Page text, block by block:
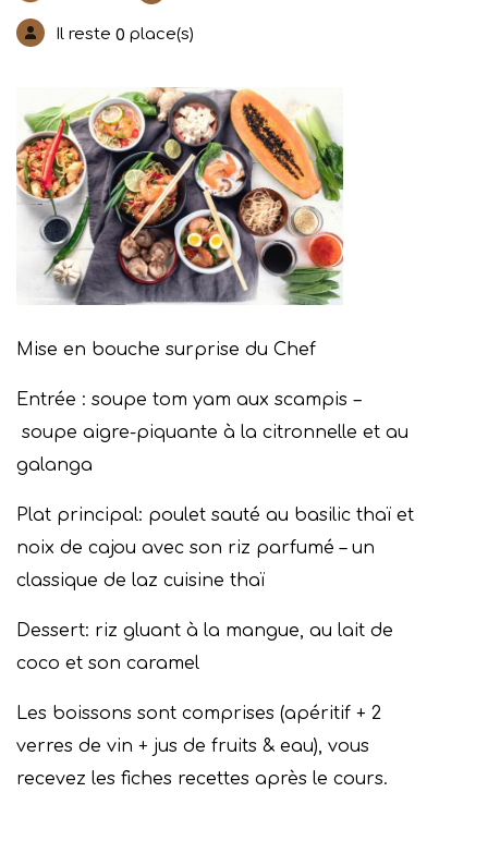
Il reste 0 place(s)
Mise en bouche surprise du Chef
Entrée : soupe tom yam aux scampis –
soupe aigre-piquante à la citronnelle et au
galanga
Plat principal: poulet sauté au basilic thaï et
noix de cajou avec son riz parfumé – un
classique de laz cuisine thaï
Dessert: riz gluant à la mangue, au lait de
coco et son caramel
Les boissons sont comprises (apéritif + 2
verres de vin + jus de fruits & eau), vous
recevez les fiches recettes après le cours.